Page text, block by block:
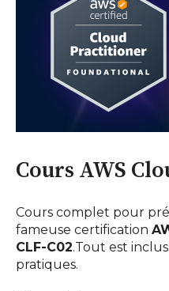
Cours AWS
Cours complet pour
fameuse certification
CLF-C02.Tout est
pratiques.